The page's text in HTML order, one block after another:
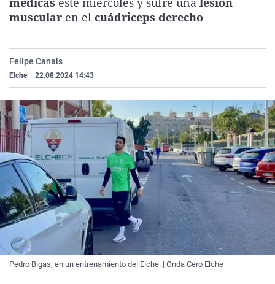
La rosa de los vientos
Como el perro y el
Caso
Equipo de
Extremadura
La Rioja
Virales
Elecciones
muscular en el cuádriceps derecho
Felipe Canals
Elche 22.08.2024 14:43
Pedro Bigas, en un entrenamiento del Elche. | Onda Cero Elche